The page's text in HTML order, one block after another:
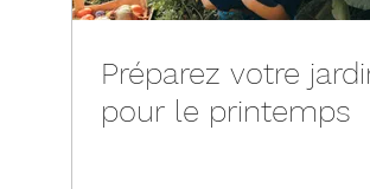
Préparez votre
pour le printemps